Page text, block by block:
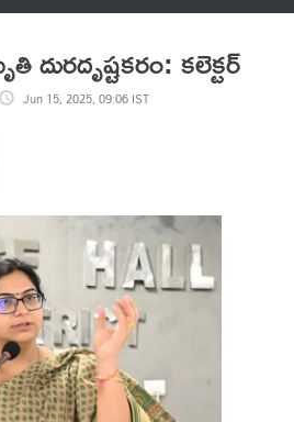
దురదృష్టకరం: కలెక్టర్
Jun 15, 2025, 09:06 IST